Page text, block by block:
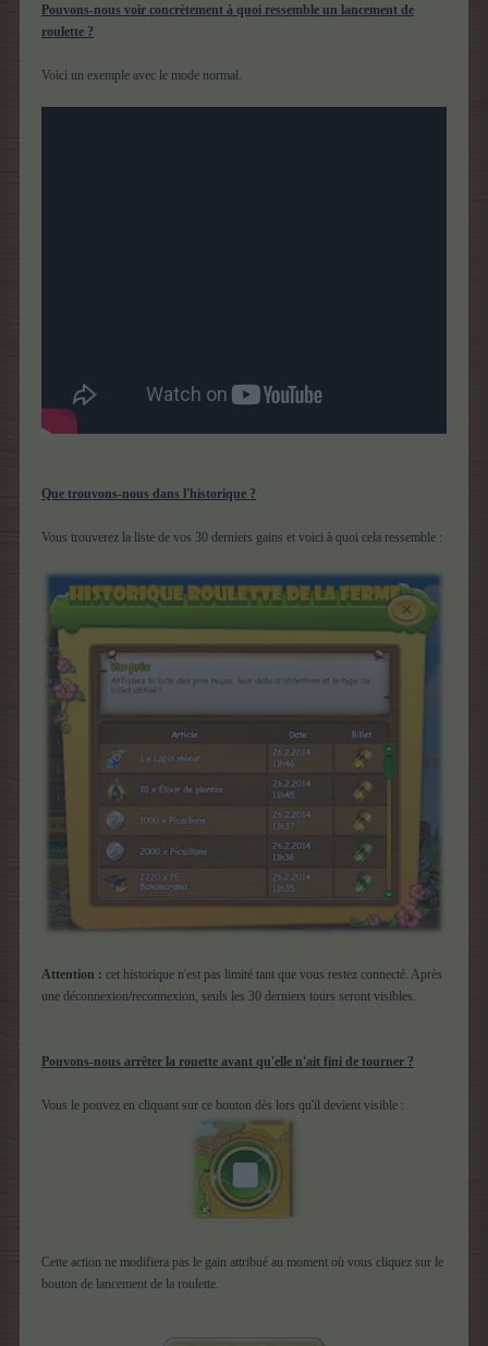
Pouvons-nous voir concrètement à quoi ressemble un lancement de
roulette ?
Voici un exemple avec le mode normal.
Que trouvons-nous dans l'historique ?
Vous trouverez la liste de vos 30 derniers gains et voici à quoi cela ressemble :
Attention : cet historique n'est pas limité tant que vous restez connecté. Après
une déconnexion/reconnexion, seuls les 30 derniers tours seront visibles.
Pouvons-nous arrêter la rouette avant qu'elle n'ait fini de tourner ?
Vous le pouvez en cliquant sur ce bouton dès lors qu'il devient visible :
Cette action ne modifiera pas le gain attribué au moment où vous cliquez sur le
bouton de lancement de la roulette.